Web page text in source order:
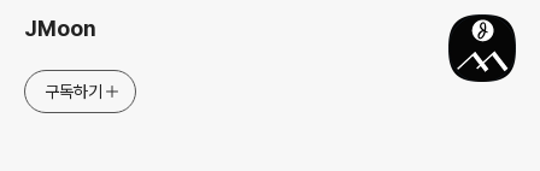
JMoon
구독하기